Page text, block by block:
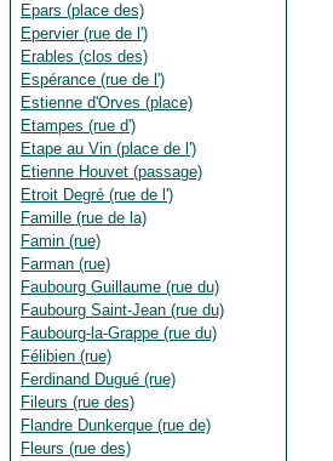
Epars (place des)
Epervier (rue de l')
Erables (clos des)
Espérance (rue de l')
Estienne d'Orves (place)
Etampes (rue d')
Etape au Vin (place de l')
Etienne Houvet (passage)
Etroit Degré (rue de l')
Famille (rue de la)
Famin (rue)
Farman (rue)
Faubourg Guillaume (rue du)
Faubourg Saint-Jean (rue du)
Faubourg-la-Grappe (rue du)
Félibien (rue)
Ferdinand Dugué (rue)
Fileurs (rue des)
Flandre Dunkerque (rue de)
Fleurs (rue des)